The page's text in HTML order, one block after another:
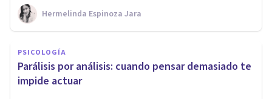
Hermelinda Espinoza Jara
PSICOLOGÍA
Parálisis por análisis: cuando pensar demasiado te
impide actuar